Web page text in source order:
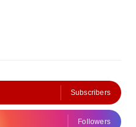
Subscribers
Followers